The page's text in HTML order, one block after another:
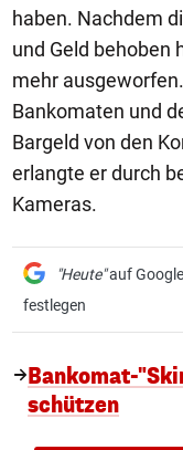
haben. Nachdem
und Geld behoben
mehr
Bankomaten und
Bargeld von den
erlangte er durch
Kameras.
"Heute"auf
festlegen
Bankomat-
schützen